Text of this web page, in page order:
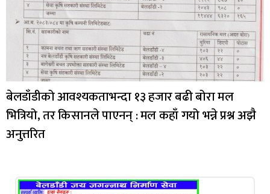
बेलडाँडीको आवश्यकताभन्दा १३ हजार बढी बोरा मल
भित्रियो, तर किसानले पाएनन् : मल कहाँ गयो भन्ने प्रश्न अझै
अनुत्तरित